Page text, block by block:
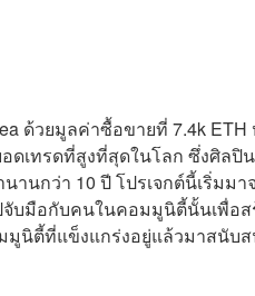
ด้วยมูลค่าซื้อขายที่ 7.4k ETH
ดเทรดที่สูงที่สุดในโลก ซึ่งศิลปิน
นกว่า 10 ปี โปรเจกต์นี้เริ่มมา
จับมือกับคนในคอมมูนิตี้นั้นเพื่อส
มูนิตี้ที่แข็งแกร่งอยู่แล้วมาสนับ